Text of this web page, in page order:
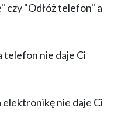
czy "Odłóż telefon" a
telefon nie daje Ci
elektronikę nie daje Ci